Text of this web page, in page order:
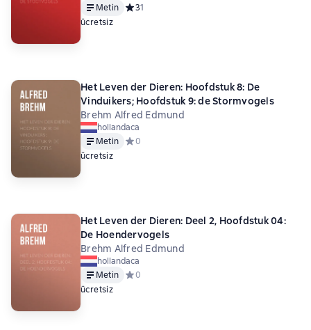
Metin
Средний рейтинг 3 на основе 1 оценок
31
ücretsiz
Het Leven der Dieren: Hoofdstuk 8: De
Vinduikers; Hoofdstuk 9: de Stormvogels
Brehm Alfred Edmund
hollandaca
Metin
Средний рейтинг 0 на основе 0 оценок
0
ücretsiz
Het Leven der Dieren: Deel 2, Hoofdstuk 04:
De Hoendervogels
Brehm Alfred Edmund
hollandaca
Metin
Средний рейтинг 0 на основе 0 оценок
0
ücretsiz